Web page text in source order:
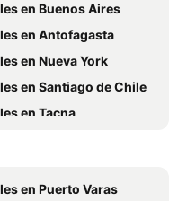
en Buenos Aires
en Antofagasta
en Nueva York
en Santiago de Chile
en Tacna
en Chile
en Puerto Varas